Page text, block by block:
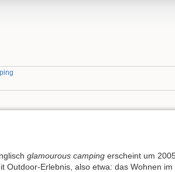
glamourous camping erscheint um
Outdoor-Erlebnis, also etwa: das Wohnen